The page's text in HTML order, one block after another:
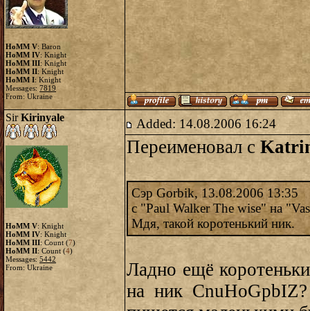
HoMM V: Baron
HoMM IV: Knight
HoMM III: Knight
HoMM II: Knight
HoMM I: Knight
Messages: 7819
From: Ukraine
SirKirinyale
HoMM V: Knight
HoMM IV: Knight
HoMM III: Count (7)
HoMM II: Count (4)
Messages: 5442
From: Ukraine
Added: 14.08.2006 16:24
Переименовал с
Сэр Gorbik, 13.08.2006 13:35
с "Paul Walker The wise" на
Мдя, такой коротенький ник.
Ладно ещё
на ник